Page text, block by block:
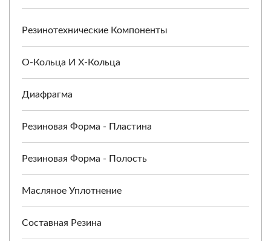
Резинотехнические Компоненты
O-Кольца И X-Кольца
Диафрагма
Резиновая Форма - Пластина
Резиновая Форма - Полость
Масляное Уплотнение
Составная Резина